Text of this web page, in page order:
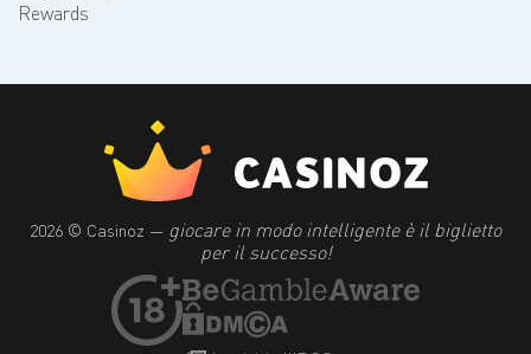
Rewards
2026 © Casinoz — giocare in modo intelligente è il biglietto
per il successo!